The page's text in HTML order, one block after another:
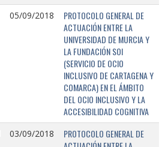
05/09/2018
PROTOCOLO GENERAL DE
ACTUACIÓN ENTRE LA
UNIVERSIDAD DE MURCIA Y
LA FUNDACIÓN SOI
(SERVICIO DE OCIO
INCLUSIVO DE CARTAGENA Y
COMARCA) EN EL ÁMBITO
DEL OCIO INCLUSIVO Y LA
ACCESIBILIDAD COGNITIVA
03/09/2018
PROTOCOLO GENERAL DE